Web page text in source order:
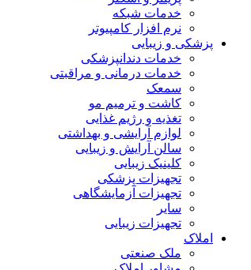
خدمات شبکه
نرم افزار کامپیوتر
پزشکی و زیبایی
خدمات دندانپزشکی
خدمات درمانی و مراقبتی
سمعک
کاشت و ترمیم مو
تغذیه و رژیم غذایی
لوازم آرایشی و بهداشتی
سالن آرایش و زیبایی
کلینیک زیبایی
تجهیزات پزشکی
تجهیزات آزمایشگاهی
سایر
تجهیزات زیبایی
املاک
ملک صنعتی